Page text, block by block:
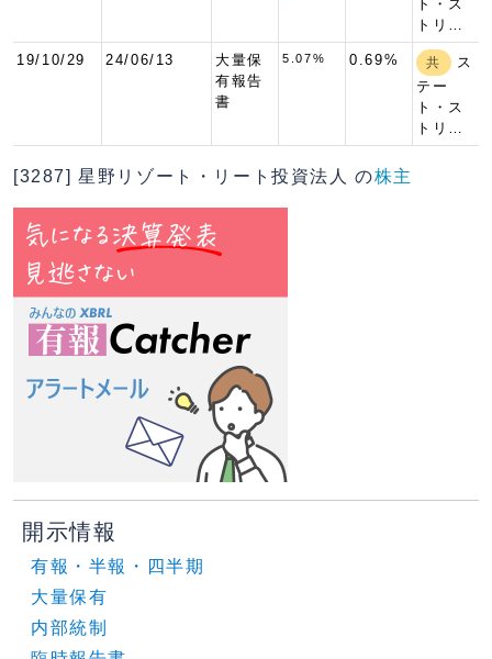
ト・ス
トリ…
19/10/29 24/06/13
大量保
有報告
書
5.07% 0.69% 共
ス
テー
ト・ス
トリ…
[3287] 星野リゾート・リート投資法人 の株主
開示情報
有報・半報・四半期
大量保有
内部統制